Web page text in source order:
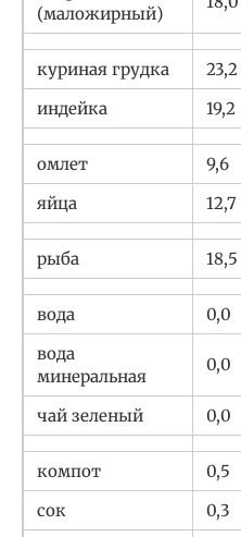
(маложирный)
куриная грудка 23,2
индейка
19,2
омлет 9,6
яйца
12,7
рыба 18,5
вода 0,0
вода
минеральная
0,0
чай зеленый 0,0
компот 0,5
сок
0,3